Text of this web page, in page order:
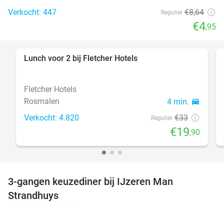
Verkocht: 447 Regulier €8,64
€4,95
Lunch voor 2 bij Fletcher Hotels
Fletcher Hotels
Rosmalen
4 min. directions_car
Verkocht: 4.820 Regulier €33
€19,90
3-gangen keuzediner bij IJzeren Man
Strandhuys